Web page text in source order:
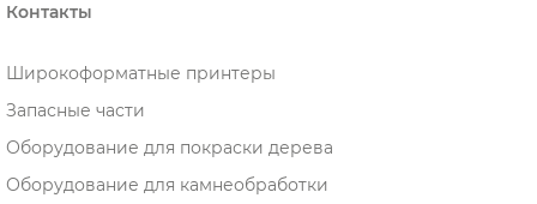
Контакты
Широкоформатные принтеры
Запасные части
Оборудование для покраски дерева
Оборудование для камнеобработки